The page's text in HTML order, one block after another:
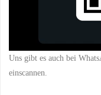
Uns gibt es auch bei
einscannen.